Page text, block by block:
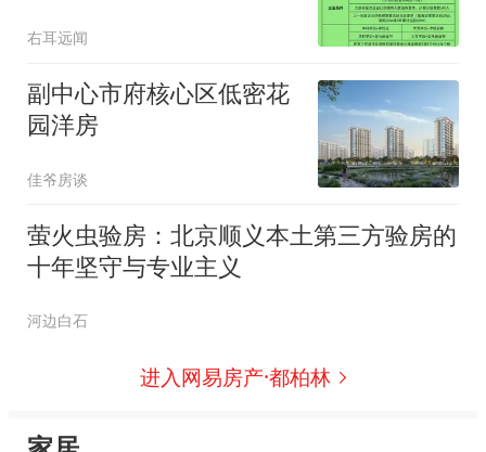
右耳远闻
副中心市府核心区低密花
园洋房
佳爷房谈
萤火虫验房：北京顺义本土第三方验房的
十年坚守与专业主义
河边白石
进入网易房产·都柏林